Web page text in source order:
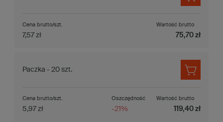
Cena brutto/szt.
7,57 zł
Wartość brutto
75,70 zł
Paczka - 20 szt.
Oszczędność
-21%
Cena brutto/szt.
5,97 zł
Wartość brutto
119,40 zł